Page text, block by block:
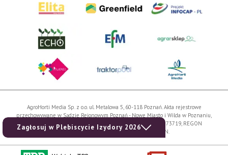
Zagłosuj w Plebiscycie Izydory 2026
AgroHorti Media Sp. z o.o. ul. Metalowa 5, 60-118 Poznań. Akta rejestrowe
przechowywane w Sądzie Rejonowym Poznań - Nowe Miasto i Wilda w Poznaniu,
VIII Wydziale Gospodarczym, KRS 0001116269, NIP 7792573719, REGON
529158846, kapitał zakładowy: 3.608.000 PLN.